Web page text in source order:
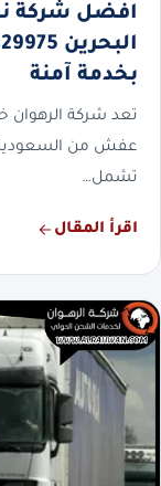
افضل شركة
بخدمة آمنة
تعد شركة الرهوان
عفش من السعودية
تشمل…
اقرأ المقال